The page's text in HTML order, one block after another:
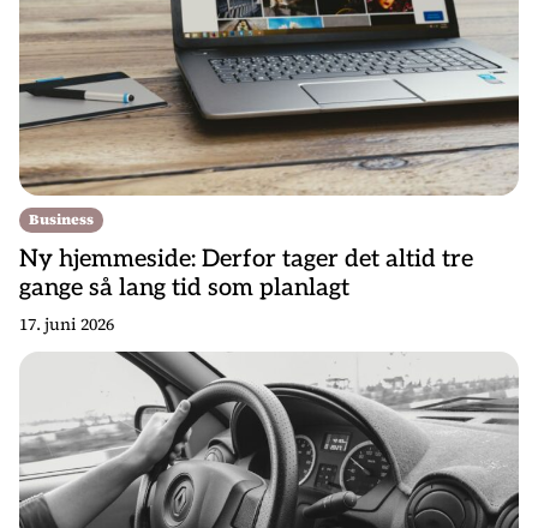
Business
Ny hjemmeside: Derfor tager det altid tre
gange så lang tid som planlagt
17. juni 2026